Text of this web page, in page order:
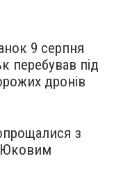
9 серпня
перебував під
дронів
з
Юковим